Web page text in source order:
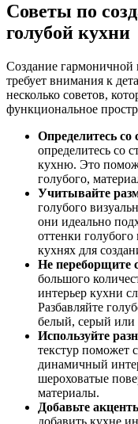
Советы по
голубой кухни
Создание гармоничной
требует внимания к
несколько советов,
функциональное
Определитесь со
определитесь со
кухню. Это
голубого,
Учитывайте
голубого
они идеально
оттенки
кухнях для
Не переборщите
большого
интерьер кухни
Разбавляйте
белый, серый
Используйте
текстур поможет
динамичный
шероховатые
материалы.
Добавьте
добавить кухне